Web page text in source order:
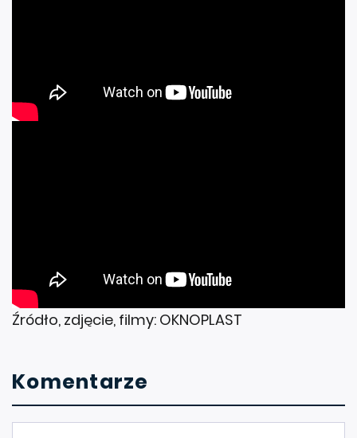
Źródło, zdjęcie, filmy: OKNOPLAST
Komentarze